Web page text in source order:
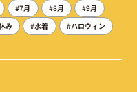
#7月 #8月
#9月
み #水着
#ハロウィン